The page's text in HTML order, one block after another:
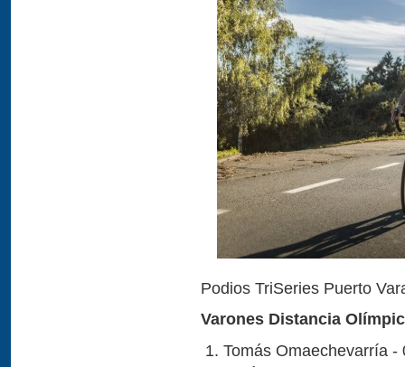
Podios TriSeries Puerto
Varones Distancia
Tomás Omaechevarría -